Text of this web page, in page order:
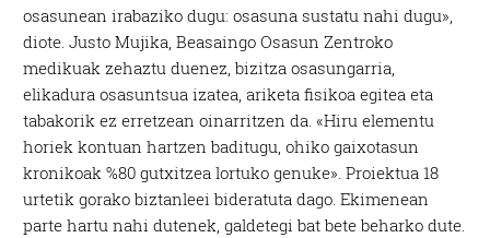
osasunean irabaziko dugu: osasuna sustatu nahi dugu»,
diote. Justo Mujika, Beasaingo Osasun Zentroko
medikuak zehaztu duenez, bizitza osasungarria,
elikadura osasuntsua izatea, ariketa fisikoa egitea eta
tabakorik ez erretzean oinarritzen da. «Hiru elementu
horiek kontuan hartzen baditugu, ohiko gaixotasun
kronikoak %80 gutxitzea lortuko genuke». Proiektua 18
urtetik gorako biztanleei bideratuta dago. Ekimenean
parte hartu nahi dutenek, galdetegi bat bete beharko dute.